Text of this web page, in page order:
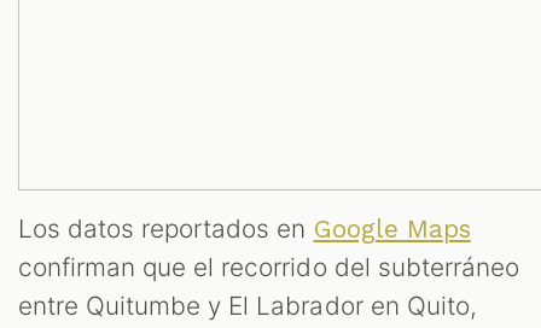
Los datos reportados en Google Maps
confirman que el recorrido del subterráneo
entre Quitumbe y El Labrador en Quito,